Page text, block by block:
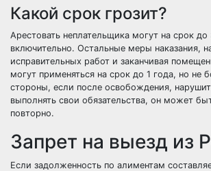
Какой срок грозит?
Арестовать неплательщика могут на срок
включительно. Остальные меры наказания,
исправительных работ и заканчивая
могут применяться на срок до 1 года, но не
стороны, если после освобождения,
выполнять свои обязательства, он может
повторно.
Запрет на выезд из
Если задолженность по алиментам